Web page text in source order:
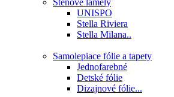
UNISPO
Stella Riviera
Stella Milana..
Samolepiace fólie a tapety
Jednofarebné
Detské fólie
Dizajnové fólie...